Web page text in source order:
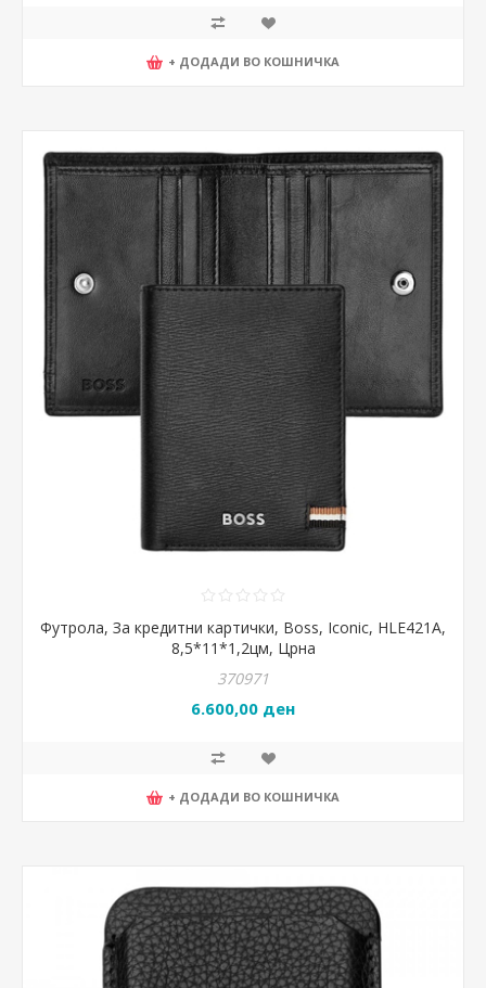
+ ДОДАДИ ВО КОШНИЧКА
Футрола, За кредитни картички, Boss, Iconic, HLE421A,
8,5*11*1,2цм, Црна
370971
6.600,00 ден
+ ДОДАДИ ВО КОШНИЧКА